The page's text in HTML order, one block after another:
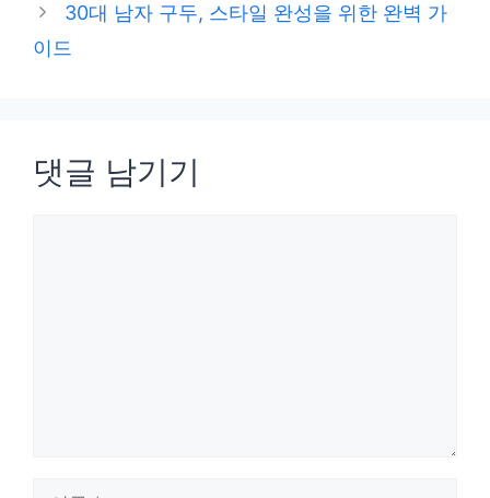
리
30대 남자 구두, 스타일 완성을 위한 완벽 가
이드
댓글 남기기